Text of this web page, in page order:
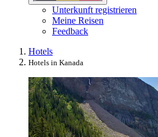
Unterkunft registrieren
Meine Reisen
Feedback
Hotels
Hotels in Kanada